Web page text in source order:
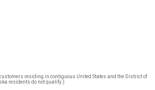
residing in contiguous United States and the District of
residents do not qualify.)